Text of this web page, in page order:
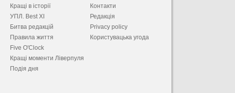
Кращі в історії
УПЛ. Best XІ
Битва редакцій
Правила життя
Five O'Clock
Кращі моменти Ліверпуля
Подія дня
Контакти
Редакція
Privacy policy
Користувацька угода